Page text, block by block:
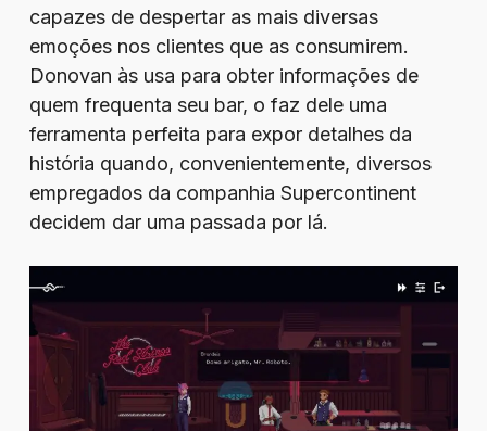
capazes de despertar as mais diversas
emoções nos clientes que as consumirem.
Donovan às usa para obter informações de
quem frequenta seu bar, o faz dele uma
ferramenta perfeita para expor detalhes da
história quando, convenientemente, diversos
empregados da companhia Supercontinent
decidem dar uma passada por lá.